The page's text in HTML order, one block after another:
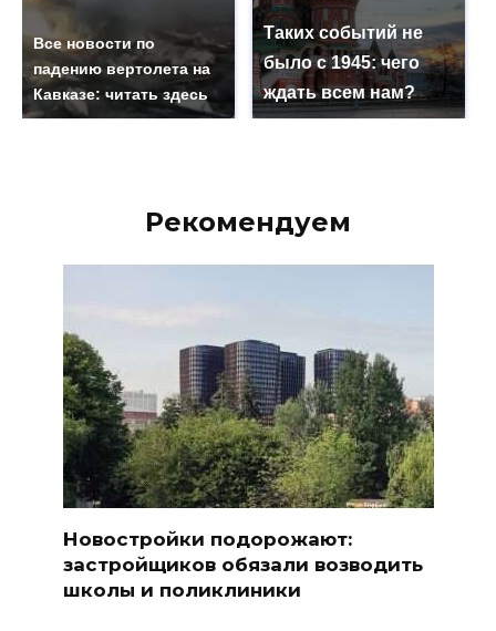
Все новости по
падению вертолета на
Кавказе: читать здесь
Таких событий не
было с 1945: чего
ждать всем нам?
Рекомендуем
Новостройки подорожают:
застройщиков обязали возводить
школы и поликлиники